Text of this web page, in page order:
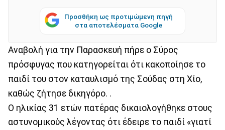
Προσθήκη ως προτιμώμενη πηγή
στα αποτελέσματα Google
Αναβολή για την Παρασκευή πήρε ο Σύρος
πρόσφυγας που κατηγορείται ότι κακοποίησε το
παιδί του στον καταυλισμό της Σούδας στη Χίο,
καθώς ζήτησε δικηγόρο. .
Ο ηλικίας 31 ετών πατέρας δικαιολογήθηκε στους
αστυνομικούς λέγοντας ότι έδειρε το παιδί «γιατί